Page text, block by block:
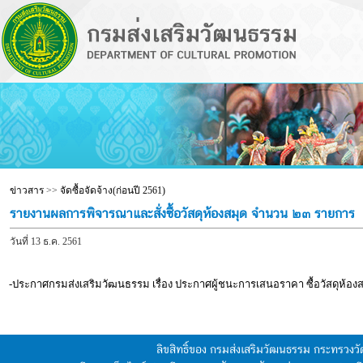
ข่าวสาร>> จัดซื้อจัดจ้าง(ก่อนปี 2561)
รายงานผลการพิจารณาและสั่งซื้อวัสดุห้องสมุด จำนวน ๒๓ รายการ
วันที่ 13 ธ.ค. 2561
-ประกาศกรมส่งเสริมวัฒนธรรม เรื่อง ประกาศผู้ชนะการเสนอราคา ซื้อวัสดุห้อง
ลิขสิทธิ์ของ กรมส่งเสริมวัฒนธรรม กระทรว